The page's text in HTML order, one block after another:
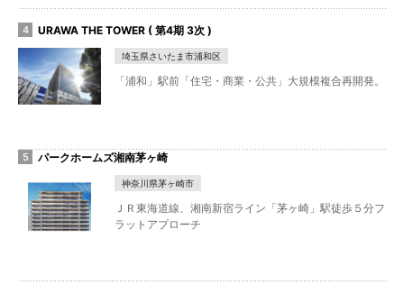
URAWA THE TOWER ( 第4期 3次 )
埼玉県さいたま市浦和区
「浦和」駅前「住宅・商業・公共」大規模複合再開発。
パークホームズ湘南茅ヶ崎
神奈川県茅ヶ崎市
ＪＲ東海道線、湘南新宿ライン「茅ヶ崎」駅徒歩５分フ
ラットアプローチ